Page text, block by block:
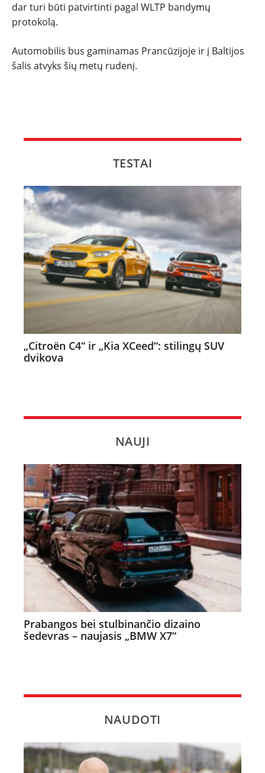
dar turi būti patvirtinti pagal WLTP bandymų
protokolą.
Automobilis bus gaminamas Prancūzijoje ir į Baltijos
šalis atvyks šių metų rudenį.
TESTAI
„Citroën C4“ ir „Kia XCeed“: stilingų SUV
dvikova
NAUJI
Prabangos bei stulbinančio dizaino
šedevras – naujasis „BMW X7“
NAUDOTI